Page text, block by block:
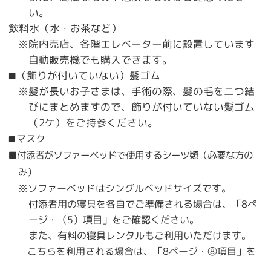
い。
飲料水（水・お茶など）
※院内売店、各階エレベーター前に設置しています
自動販売機でも購入できます。
■ （飾りが付いていない）髪ゴム
※髪が長いお子さまは、手術の際、髪の毛を二つ結
びにまとめますので、飾りが付いていない髪ゴム
（2ケ）をご持参ください。
■マスク
■付添者がソファーベッドで使用するシーツ類（必要な方の
み）
※ソファーベッドはシングルベッドサイズです。
付添者用の寝具を各自でご準備される場合は、「8ペ
ージ・（5）項目」をご確認ください。
また、有料の寝具レンタルもご利用いただけます。
こちらを利用される場合は、「8ページ・⑧項目」を